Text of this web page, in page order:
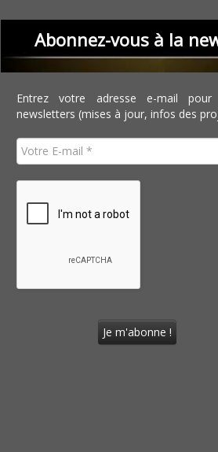
Abonnez-vous à la
Entrez votre adresse e-mail pour
newsletters (mises à jour, infos des